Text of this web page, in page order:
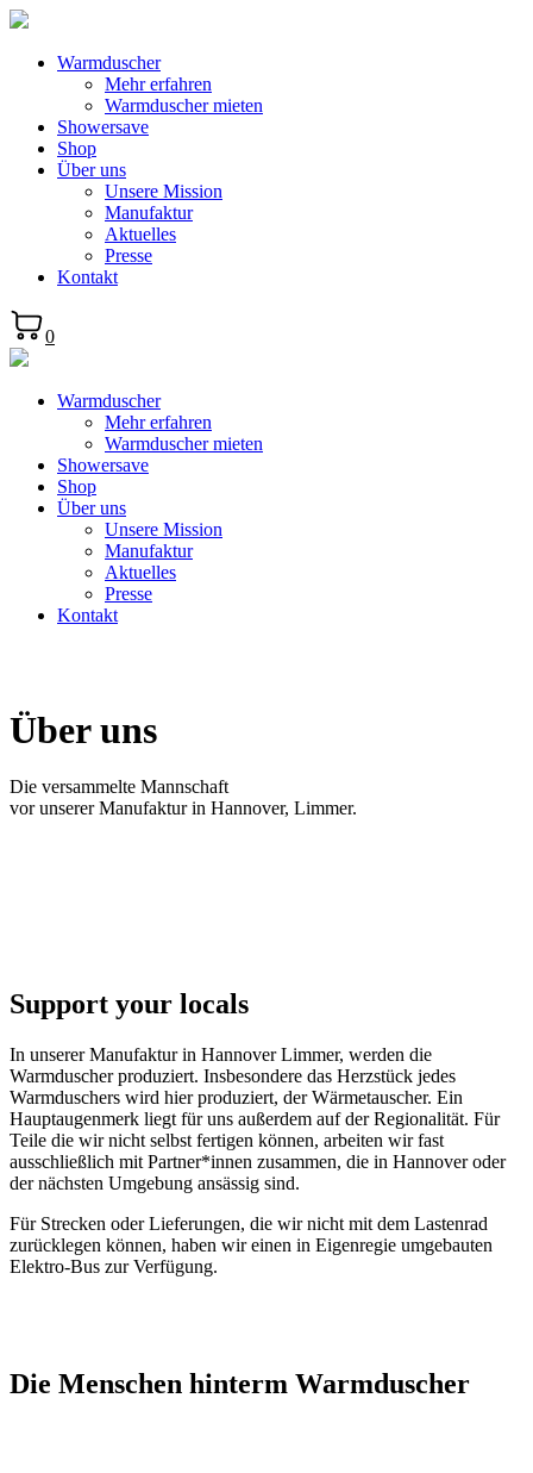
Warmduscher
Mehr erfahren
Warmduscher mieten
Showersave
Shop
Über uns
Unsere Mission
Manufaktur
Aktuelles
Presse
Kontakt
0
Warmduscher
Mehr erfahren
Warmduscher mieten
Showersave
Shop
Über uns
Unsere Mission
Manufaktur
Aktuelles
Presse
Kontakt
Über uns
Die versammelte Mannschaft
vor unserer Manufaktur in Hannover, Limmer.
Support your locals
In unserer Manufaktur in Hannover Limmer, werden die
Warmduscher produziert. Insbesondere das Herzstück jedes
Warmduschers wird hier produziert, der Wärmetauscher. Ein
Hauptaugenmerk liegt für uns außerdem auf der Regionalität. Für
Teile die wir nicht selbst fertigen können, arbeiten wir fast
ausschließlich mit Partner*innen zusammen, die in Hannover oder
der nächsten Umgebung ansässig sind.
Für Strecken oder Lieferungen, die wir nicht mit dem Lastenrad
zurücklegen können, haben wir einen in Eigenregie umgebauten
Elektro-Bus zur Verfügung.
Die Menschen hinterm Warmduscher